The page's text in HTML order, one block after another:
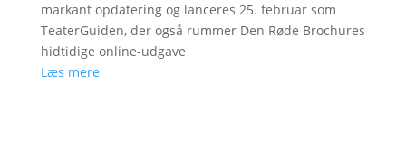
markant opdatering og lanceres 25. februar som
TeaterGuiden, der også rummer Den Røde Brochures
hidtidige online-udgave
Læs mere